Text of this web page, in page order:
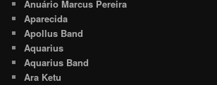
Anuário Marcus Pereira
Aparecida
Apollus Band
Aquarius
Aquarius Band
Ara Ketu